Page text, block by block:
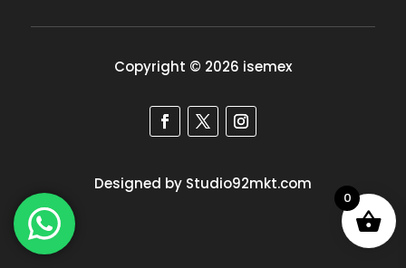
Copyright © 2026 isemex
Designed by Studio92mkt.com
0